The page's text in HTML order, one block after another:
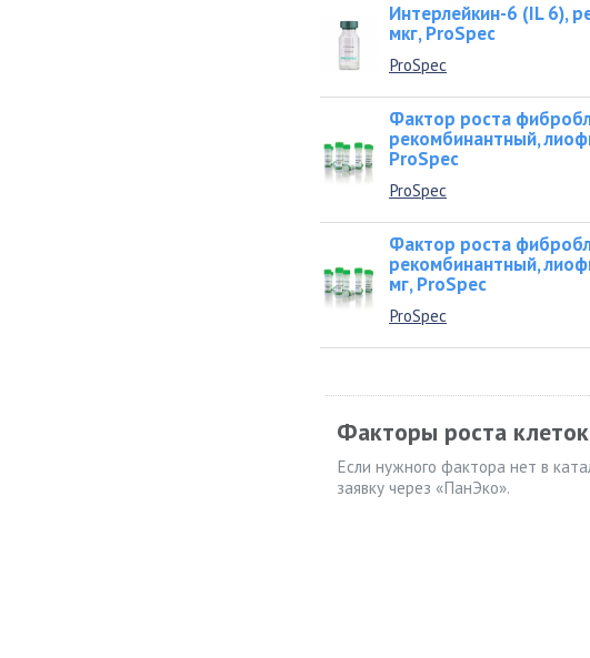
Интерлейкин-6 (IL 6),
мкг, ProSpec
ProSpec
Фактор роста
рекомбинантный,
ProSpec
ProSpec
Фактор роста
рекомбинантный,
мг, ProSpec
ProSpec
Факторы роста клеток
Если нужного фактора нет в
заявку через «ПанЭко».